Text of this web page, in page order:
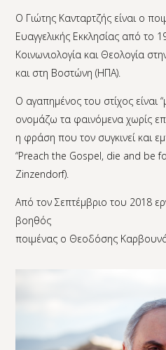
Ο Γιώτης Κανταρτζής είναι ο
Ευαγγελικής Εκκλησίας από το
Κοινωνιολογία και Θεολογία
και στη Βοστώνη (ΗΠΑ).
Ο αγαπημένος του στίχος είναι
ονομάζω τα φαινόμενα χωρίς
η φράση που τον συγκινεί και
“Preach the Gospel, die and be
Zinzendorf).
Από τον Σεπτέμβριο του 2018
βοηθός
ποιμένας ο Θεοδόσης